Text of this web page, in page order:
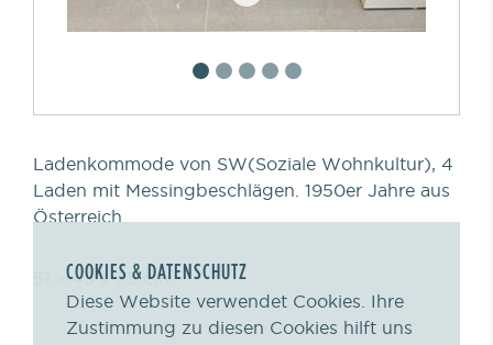
Ladenkommode von SW(Soziale Wohnkultur), 4
Laden mit Messingbeschlägen. 1950er Jahre aus
Österreich.
51 x 43 x 75 cm
COOKIES & DATENSCHUTZ
Diese Website verwendet Cookies. Ihre
Zustimmung zu diesen Cookies hilft uns